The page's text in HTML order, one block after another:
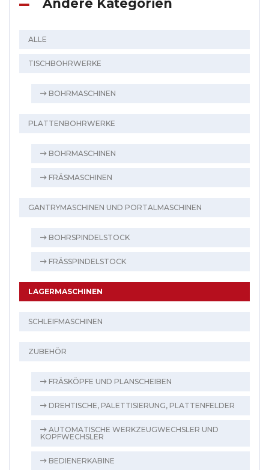
Andere Kategorien
ALLE
TISCHBOHRWERKE
BOHRMASCHINEN
PLATTENBOHRWERKE
BOHRMASCHINEN
FRÄSMASCHINEN
GANTRYMASCHINEN UND PORTALMASCHINEN
BOHRSPINDELSTOCK
FRÄSSPINDELSTOCK
LAGERMASCHINEN
SCHLEIFMASCHINEN
ZUBEHÖR
FRÄSKÖPFE UND PLANSCHEIBEN
DREHTISCHE, PALETTISIERUNG, PLATTENFELDER
AUTOMATISCHE WERKZEUGWECHSLER UND
KOPFWECHSLER
BEDIENERKABINE